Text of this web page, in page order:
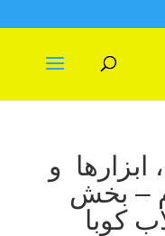
و
– بخش
کوبا